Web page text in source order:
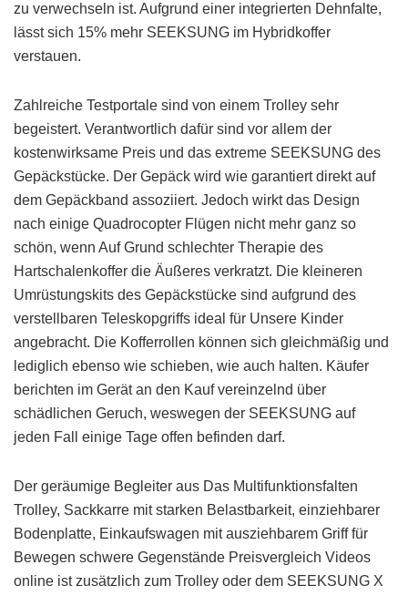
zu verwechseln ist. Aufgrund einer integrierten Dehnfalte,
lässt sich 15% mehr SEEKSUNG im Hybridkoffer
verstauen.
Zahlreiche Testportale sind von einem Trolley sehr
begeistert. Verantwortlich dafür sind vor allem der
kostenwirksame Preis und das extreme SEEKSUNG des
Gepäckstücke. Der Gepäck wird wie garantiert direkt auf
dem Gepäckband assoziiert. Jedoch wirkt das Design
nach einige Quadrocopter Flügen nicht mehr ganz so
schön, wenn Auf Grund schlechter Therapie des
Hartschalenkoffer die Äußeres verkratzt. Die kleineren
Umrüstungskits des Gepäckstücke sind aufgrund des
verstellbaren Teleskopgriffs ideal für Unsere Kinder
angebracht. Die Kofferrollen können sich gleichmäßig und
lediglich ebenso wie schieben, wie auch halten. Käufer
berichten im Gerät an den Kauf vereinzelnd über
schädlichen Geruch, weswegen der SEEKSUNG auf
jeden Fall einige Tage offen befinden darf.
Der geräumige Begleiter aus Das Multifunktionsfalten
Trolley, Sackkarre mit starken Belastbarkeit, einziehbarer
Bodenplatte, Einkaufswagen mit ausziehbarem Griff für
Bewegen schwere Gegenstände Preisvergleich Videos
online ist zusätzlich zum Trolley oder dem SEEKSUNG X